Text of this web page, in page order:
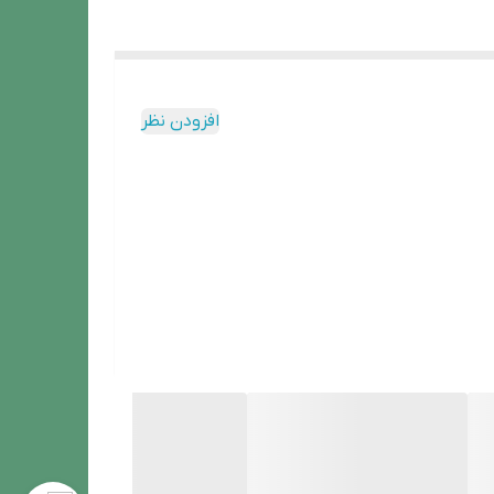
افزودن نظر